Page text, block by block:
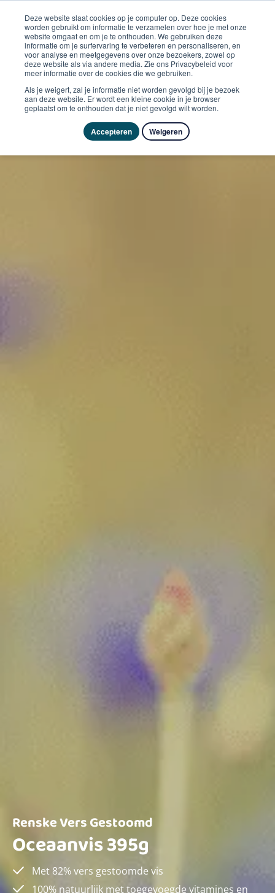
Deze website slaat cookies op je computer op. Deze cookies
worden gebruikt om informatie te verzamelen over hoe je met onze
website omgaat en om je te onthouden. We gebruiken deze
informatie om je surfervaring te verbeteren en personaliseren, en
voor analyse en meetgegevens over onze bezoekers, zowel op
deze website als via andere media. Zie ons Privacybeleid voor
meer informatie over de cookies die we gebruiken.
Als je weigert, zal je informatie niet worden gevolgd bij je bezoek
aan deze website. Er wordt een kleine cookie in je browser
geplaatst om te onthouden dat je niet gevolgd wilt worden.
Accepteren Weigeren
Renske Vers Gestoomd
Oceaanvis 395g
Met 82% vers gestoomde vis
100% natuurlijk met toegevoegde vitamines en